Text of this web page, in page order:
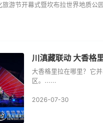
游节开幕式暨坎布拉世界地质
川滇藏联动 大香格
大香格里拉在哪里？它
区。......
2026-07-30